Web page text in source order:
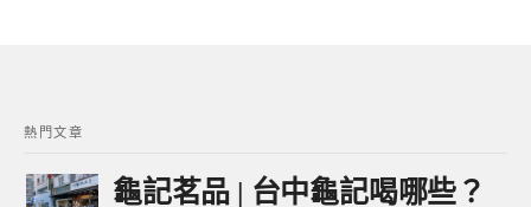
熱門文章
龜記茗品 | 台中龜記喝哪些？